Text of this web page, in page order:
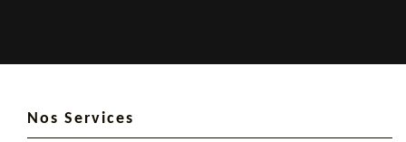
Nos Services